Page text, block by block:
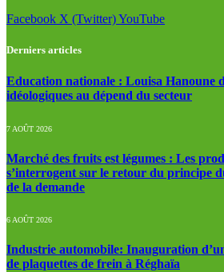
Facebook X (Twitter)YouTube
Derniers articles
Education nationale : Louisa Hanoune
idéologiques au dépend du secteur
7 AOÛT 2026
Marché des fruits est légumes : Les
s’interrogent sur le retour du principe
de la demande
6 AOÛT 2026
Industrie automobile: Inauguration
de plaquettes de frein à Réghaïa